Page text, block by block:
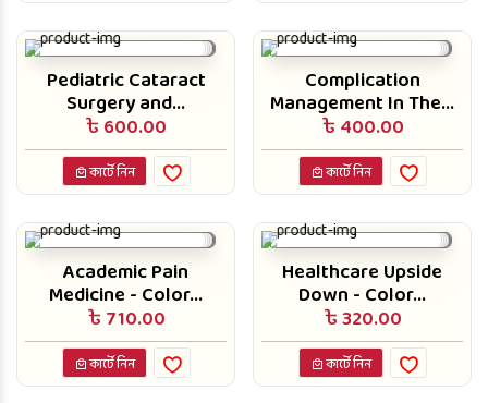
Pediatric Cataract
Surgery and...
৳ 600.00
কার্টে নিন
Complication
Management In The...
৳ 400.00
কার্টে নিন
Academic Pain
Medicine - Color...
৳ 710.00
কার্টে নিন
Healthcare Upside
Down - Color...
৳ 320.00
কার্টে নিন